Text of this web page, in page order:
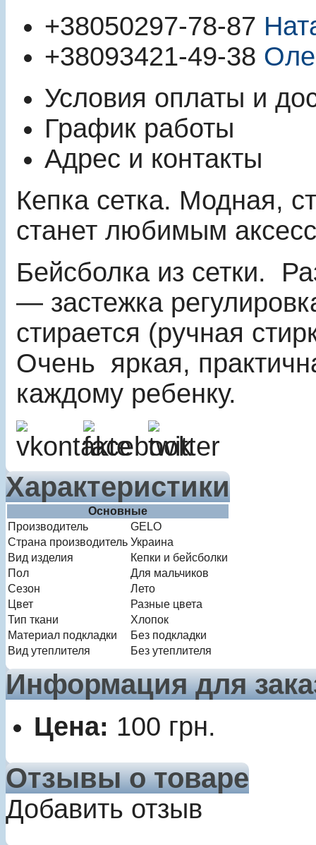
+38050297-78-87
+38093421-49-38
Условия оплаты и
График работы
Адрес и контакты
Кепка сетка. Модная,
станет любимым
Бейсболка из сетки.
― застежка
стирается (ручная
Очень яркая,
каждому ребенку.
Характеристики
Основные
Производитель
GELO
Страна производитель Украина
Вид изделия
Кепки и бейсболки
Пол
Для мальчиков
Сезон
Лето
Цвет
Разные цвета
Тип ткани
Хлопок
Материал подкладки
Без подкладки
Вид утеплителя
Без утеплителя
Информация для
Цена: 100 грн.
Отзывы о товаре
Добавить отзыв